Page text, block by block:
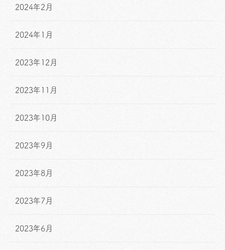
2024年2月
2024年1月
2023年12月
2023年11月
2023年10月
2023年9月
2023年8月
2023年7月
2023年6月